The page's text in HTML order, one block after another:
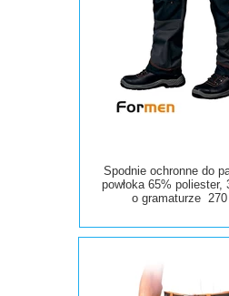
Spodnie ochronne do
powłoka 65%
o gramaturze 270